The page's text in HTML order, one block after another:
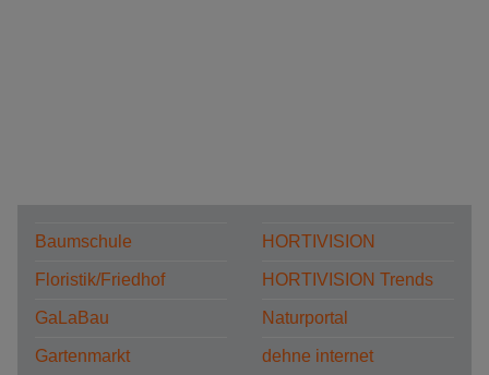
Baumschule
Floristik/Friedhof
GaLaBau
Gartenmarkt
HORTIVISION
HORTIVISION Trends
Naturportal
dehne internet